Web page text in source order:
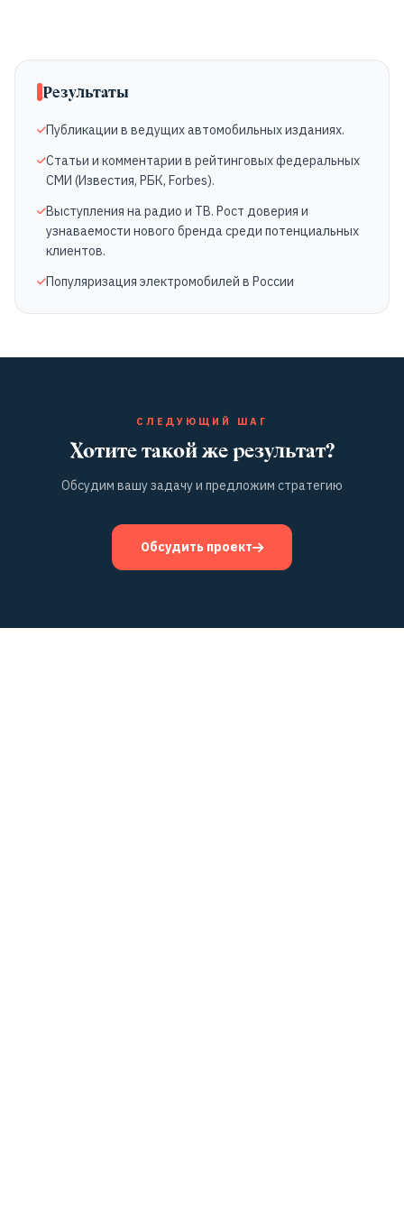
Результаты
Публикации в ведущих автомобильных изданиях.
Статьи и комментарии в рейтинговых федеральных
СМИ (Известия, РБК, Forbes).
Выступления на радио и ТВ. Рост доверия и
узнаваемости нового бренда среди потенциальных
клиентов.
Популяризация электромобилей в России
СЛЕДУЮЩИЙ ШАГ
Хотите такой же результат?
Обсудим вашу задачу и предложим стратегию
Обсудить проект